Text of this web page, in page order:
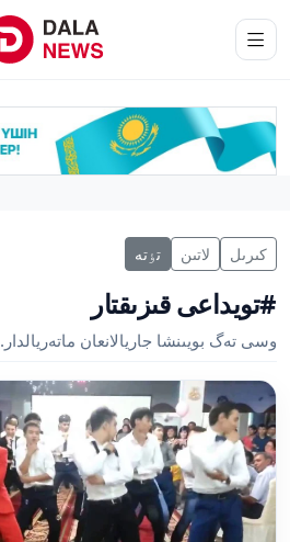
كىرىل لاتىن تٶتە
#تويداعى قىزىقتار
وسى تەگ بويىنشا جاريالانعان ماتەريالدار.